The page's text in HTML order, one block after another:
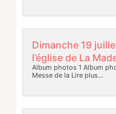
Dimanche 19
l’église de La
Album photos 1 Album
Messe de laLire plus…